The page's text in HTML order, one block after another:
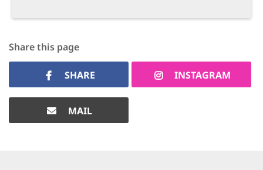
Share this page
SHARE INSTAGRAM
MAIL